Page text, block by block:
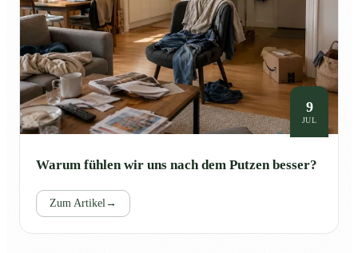
9
JUL
Warum fühlen wir uns nach dem Putzen besser?
Zum Artikel→